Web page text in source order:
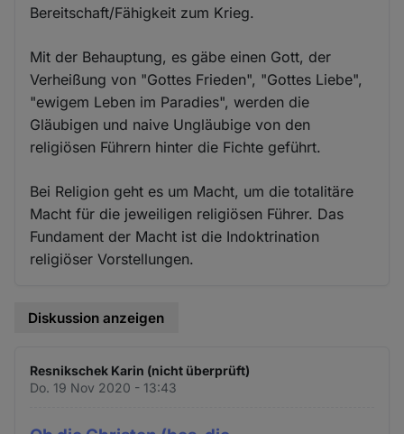
Bereitschaft/Fähigkeit zum Krieg.
Mit der Behauptung, es gäbe einen Gott, der
Verheißung von "Gottes Frieden", "Gottes Liebe",
"ewigem Leben im Paradies", werden die
Gläubigen und naive Ungläubige von den
religiösen Führern hinter die Fichte geführt.
Bei Religion geht es um Macht, um die totalitäre
Macht für die jeweiligen religiösen Führer. Das
Fundament der Macht ist die Indoktrination
religiöser Vorstellungen.
Diskussion anzeigen
Resnikschek Karin (nicht überprüft)
Do. 19 Nov 2020 - 13:43